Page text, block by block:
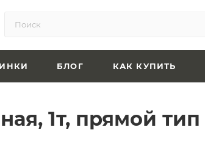
БЛОГ КАК КУПИТЬ
1т, прямой тип